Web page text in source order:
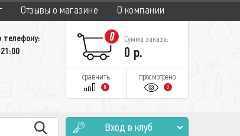
Отзывы о магазине О компании
телефону:
21:00
0 Сумма заказа:
0 р.
сравнить
0
просмотрено
0
Вход в клуб